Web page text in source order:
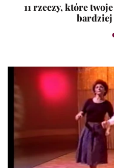
11 rzeczy, które
bardziej